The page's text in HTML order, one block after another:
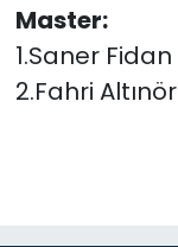
Master:
1.Saner Fidan
2.Fahri Altınör